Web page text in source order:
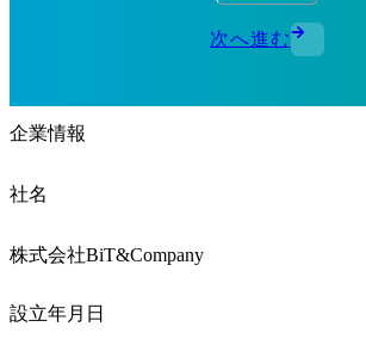
次へ進む
企業情報
社名
株式会社BiT&Company
設立年月日